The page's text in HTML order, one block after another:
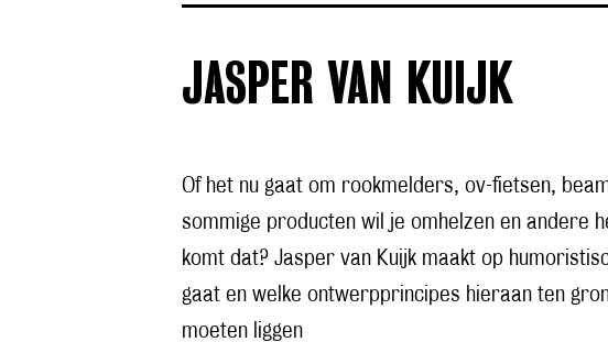
JASPER VAN KUIJK
Of het nu gaat om rookmelders, ov-fietsen,
sommige producten wil je omhelzen en andere
komt dat? Jasper van Kuijk maakt op
gaat en welke ontwerpprincipes hieraan ten
moeten liggen